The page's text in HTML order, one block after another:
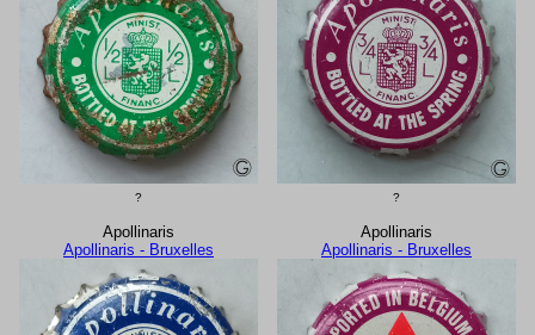
? ?
Apollinaris
Apollinaris - Bruxelles
Apollinaris
Apollinaris - Bruxelles